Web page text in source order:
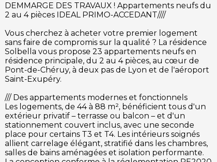
DEMMARGE DES TRAVAUX ! Appartements neufs du
2 au 4 pièces IDEAL PRIMO-ACCEDANT////
Vous cherchez à acheter votre premier logement
sans faire de compromis sur la qualité ? La résidence
Solbella vous propose 23 appartements neufs en
résidence principale, du 2 au 4 pièces, au cœur de
Pont-de-Chéruy, à deux pas de Lyon et de l'aéroport
Saint-Exupéry.
/// Des appartements modernes et fonctionnels
Les logements, de 44 à 88 m², bénéficient tous d'un
extérieur privatif – terrasse ou balcon – et d'un
stationnement couvert inclus, avec une seconde
place pour certains T3 et T4. Les intérieurs soignés
allient carrelage élégant, stratifié dans les chambres,
salles de bains aménagées et isolation performante.